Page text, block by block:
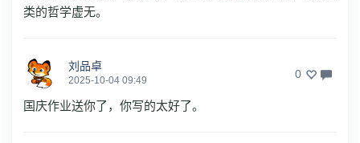
类的哲学虚无。
刘品卓
2025-10-04 09:49 0
国庆作业送你了，你写的太好了。